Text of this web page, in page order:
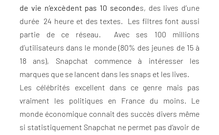
de vie n’excèdent pas 10 secondes, des lives d’une
durée 24 heure et des textes. Les filtres font aussi
partie de ce réseau. Avec ses 100 millions
d’utilisateurs dans le monde (80% des jeunes de 15 à
18 ans), Snapchat commence à intéresser les
marques que se lancent dans les snaps et les lives.
Les célébrités excellent dans ce genre mais pas
vraiment les politiques en France du moins. Le
monde économique connait des succès divers même
si statistiquement Snapchat ne permet pas d’avoir de